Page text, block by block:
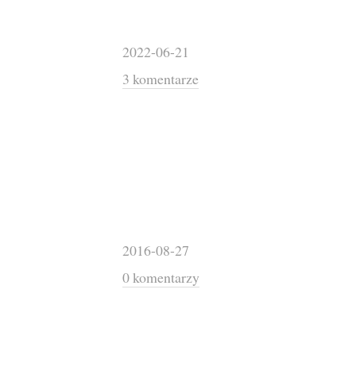
2022-06-21
3 komentarze
2016-08-27
0 komentarzy